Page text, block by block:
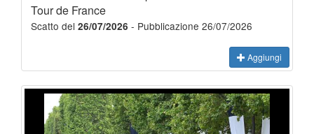
Tour de France
Scatto del 26/07/2026 - Pubblicazione 26/07/2026
Aggiungi